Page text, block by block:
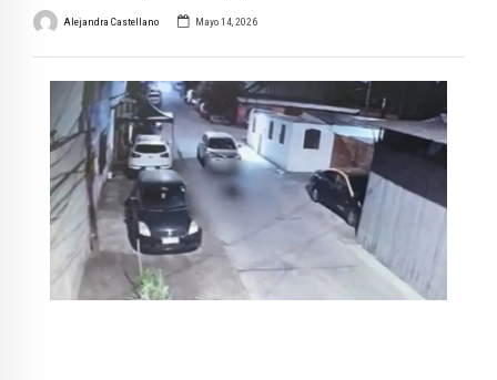
Alejandra Castellano Mayo 14, 2026